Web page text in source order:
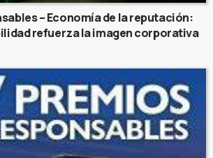
– Economía de la reputación:
refuerza la imagen corporativa